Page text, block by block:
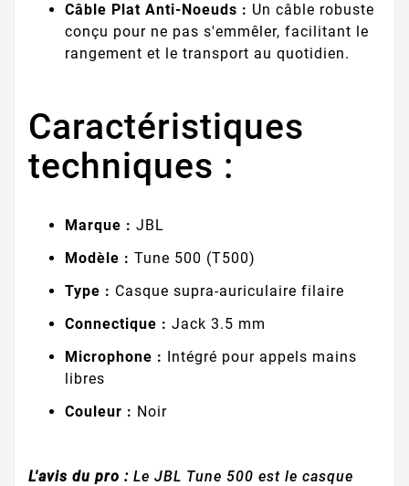
Câble Plat Anti-Noeuds : Un câble robuste
conçu pour ne pas s'emmêler, facilitant le
rangement et le transport au quotidien.
Caractéristiques
techniques :
Marque : JBL
Modèle : Tune 500 (T500)
Type : Casque supra-auriculaire filaire
Connectique : Jack 3.5 mm
Microphone :
Intégré pour appels mains
libres
Couleur : Noir
L'avis du pro : Le JBL Tune 500 est le casque